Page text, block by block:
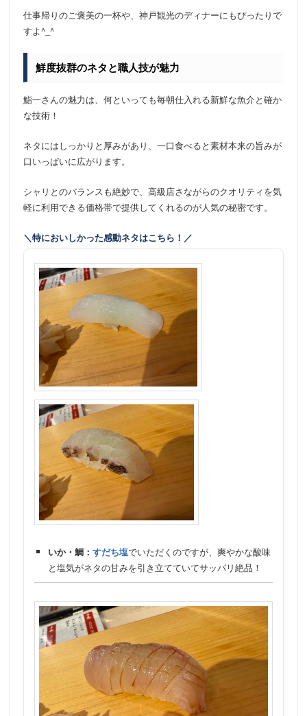
仕事帰りのご褒美の一杯や、神戸観光のディナーにもぴったりで
すよ^_^
鮮度抜群のネタと職人技が魅力
鮨一さんの魅力は、何といっても毎朝仕入れる新鮮な魚介と確か
な技術！
ネタにはしっかりと厚みがあり、一口食べると素材本来の旨みが
口いっぱいに広がります。
シャリとのバランスも絶妙で、高級店さながらのクオリティを気
軽に利用できる価格帯で提供してくれるのが人気の秘密です。
＼特においしかった感動ネタはこちら！／
いか・鯛：すだち塩でいただくのですが、爽やかな酸味
と塩気がネタの甘みを引き立てていてサッパリ絶品！